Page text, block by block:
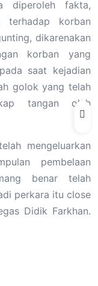
diperoleh fakta,
terhadap korban
dikarenakan
korban yang
saat kejadian
golok yang telah
tangan oleh
mengeluarkan
pembelaan
benar telah
perkara itu close
Didik Farkhan.